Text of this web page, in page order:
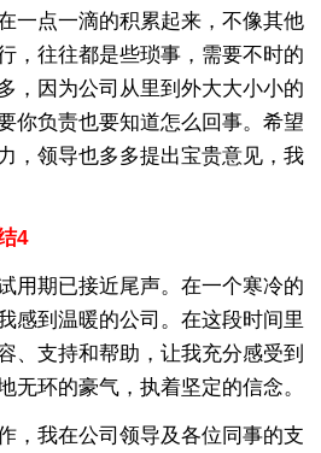
一点一滴的积累起来，不像其他
，往往都是些琐事，需要不时的
，因为公司从里到外大大小小的
你负责也要知道怎么回事。希望
，领导也多多提出宝贵意见，我
4
期已接近尾声。在一个寒冷的
感到温暖的公司。在这段时间里
、支持和帮助，让我充分感受到
无环的豪气，执着坚定的信念。
我在公司领导及各位同事的支